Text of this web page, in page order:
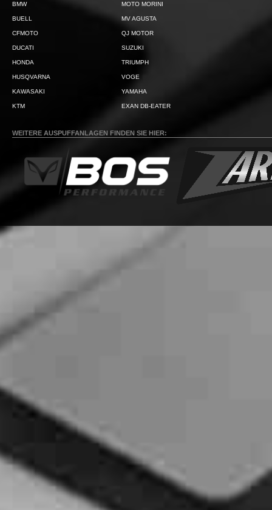
BMW
BUELL
CFMOTO
DUCATI
HONDA
HUSQVARNA
KAWASAKI
KTM
MOTO MORINI
MV AGUSTA
QJ MOTOR
SUZUKI
TRIUMPH
VOGE
YAMAHA
EXAN DB-EATER
WEITERE AUSPUFFANLAGEN FINDEN SIE HIER: